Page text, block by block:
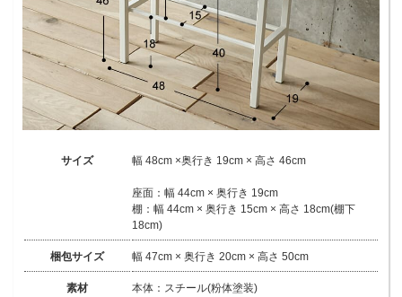
サイズ 幅 48cm ×奥行き 19cm × 高さ 46cm
座面：幅 44cm × 奥行き 19cm
棚：幅 44cm × 奥行き 15cm × 高さ 18cm(棚下
18cm)
梱包サイズ 幅 47cm × 奥行き 20cm × 高さ 50cm
素材
本体：スチール(粉体塗装)